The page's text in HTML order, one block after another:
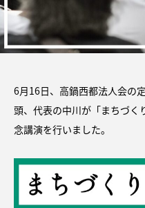
6月16日、高鍋西都法人会の
頭、代表の中川が「まちづく
念講演を行いました。